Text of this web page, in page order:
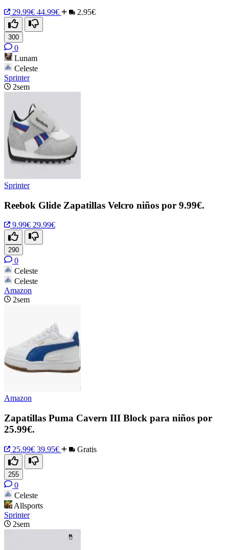
29.99€ 44.99€ 2.95€
300
0
Lunam
Celeste
Sprinter
2sem
Sprinter
Reebok Glide Zapatillas Velcro niños por 9.99€.
9.99€ 29.99€
290
0
Celeste
Celeste
Amazon
2sem
Amazon
Zapatillas Puma Cavern III Block para niños por
25.99€.
25.99€ 39.95€ Gratis
255
0
Celeste
Allsports
Sprinter
2sem